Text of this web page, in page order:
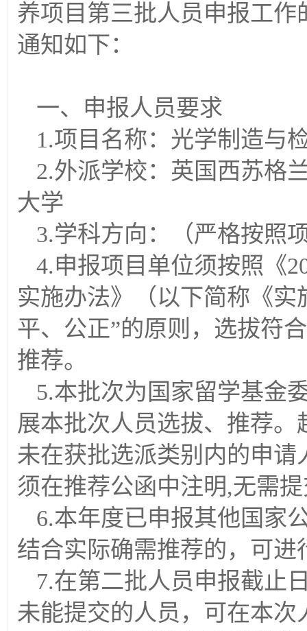
养项目第三批人员申报工
通知如下：
一、申报人员要求
1.项目名称：光学制造与
2.外派学校：英国西苏格
大学
3.学科方向：（严格按照
4.申报项目单位须按照《
实施办法》（以下简称《
平、公正”的原则，选拔符
推荐。
5.本批次为国家留学基金
展本批次人员选拔、推荐
未在获批选派类别内的申
须在推荐公函中注明,无需
6.本年度已申报其他国家
结合实际确需推荐的，可进
7.在第二批人员申报截止
未能提交的人员，可在本